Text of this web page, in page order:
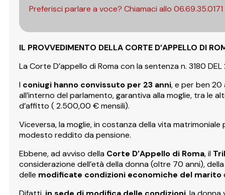
Preferisci parlare a voce? Chiamaci allo 06.69.35.0171
IL PROVVEDIMENTO DELLA CORTE D’APPELLO DI
La Corte D’appello di Roma con la sentenza n. 3180
I coniugi hanno convissuto per 23 anni, e per ben 20
all’interno del parlamento, garantiva alla moglie, tra le
d’affitto ( 2.500,00 € mensili).
Viceversa, la moglie, in costanza della vita
modesto reddito da pensione.
Ebbene, ad avviso della Corte D’Appello di Roma, il
considerazione dell’età della donna (oltre 70 anni),
delle modificate condizioni economiche del marito